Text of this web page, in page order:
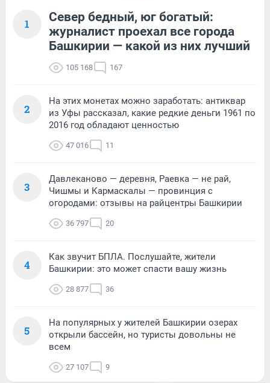
1
Север бедный, юг богатый:
журналист проехал все города
Башкирии — какой из них лучший
105 168 167
2
На этих монетах можно заработать: антиквар
из Уфы рассказал, какие редкие деньги 1961 по
2016 год обладают ценностью
47 016 11
3
Давлеканово — деревня, Раевка — не рай,
Чишмы и Кармаскалы — провинция с
огородами: отзывы на райцентры Башкирии
36 797 20
4
Как звучит БПЛА. Послушайте, жители
Башкирии: это может спасти вашу жизнь
28 877 36
5
На популярных у жителей Башкирии озерах
открыли бассейн, но туристы довольны не
всем
27 107 9